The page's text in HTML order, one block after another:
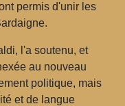
permis d'unir les
l'a soutenu, et
au nouveau
politique, mais
et de langue